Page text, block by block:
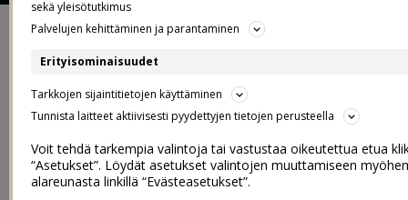
ETUSIVU
YHTEYDENOTOT JA YHTEISTYÖT
BEACH BODY 2015 SUMMER FIT 2016
sekä yleisötutkimus
Palvelujen kehittäminen ja parantaminen
Erityisominaisuudet
Tarkkojen sijaintitietojen käyttäminen
Tunnista laitteet aktiivisesti pyydettyjen tietojen perusteella
Voit tehdä tarkempia valintoja tai vastustaa oikeutettua etua
“Asetukset”. Löydät asetukset valintojen muuttamiseen
alareunasta linkillä “Evästeasetukset”.